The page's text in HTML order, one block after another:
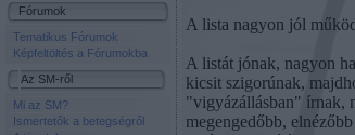
Fórumok
Tematikus Fórumok
Képfeltöltés a Fórumokba
Az SM-ről
Mi az SM?
Ismertetők a betegségről
A lista nagyon jól
A listát jónak, nagyon
kicsit szigorúnak,
"vigyázállásban" írnak,
megengedőbb,